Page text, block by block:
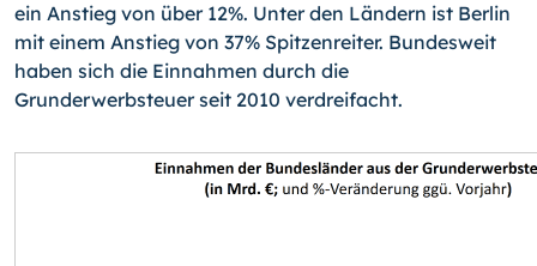
ein Anstieg von über 12%. Unter den Ländern ist Berlin
mit einem Anstieg von 37% Spitzenreiter. Bundesweit
haben sich die Einnahmen durch die
Grunderwerbsteuer seit 2010 verdreifacht.